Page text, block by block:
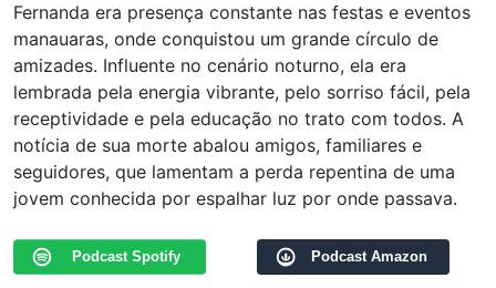
Fernanda era presença constante nas festas e eventos
manauaras, onde conquistou um grande círculo de
amizades. Influente no cenário noturno, ela era
lembrada pela energia vibrante, pelo sorriso fácil, pela
receptividade e pela educação no trato com todos. A
notícia de sua morte abalou amigos, familiares e
seguidores, que lamentam a perda repentina de uma
jovem conhecida por espalhar luz por onde passava.
Podcast Spotify Podcast Amazon